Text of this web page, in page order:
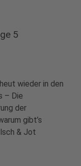
5
wieder in den
– Die
der
gibt’s
& Jot